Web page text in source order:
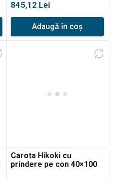
845,12 Lei
Adaugă în coș
Carota Hikoki cu
prindere pe con 40×100